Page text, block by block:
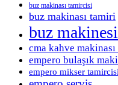
buz makinası tamircisi
buz makinası tamiri
buz makinesi
cma kahve
empero bulaşık
empero mikser tamircisi